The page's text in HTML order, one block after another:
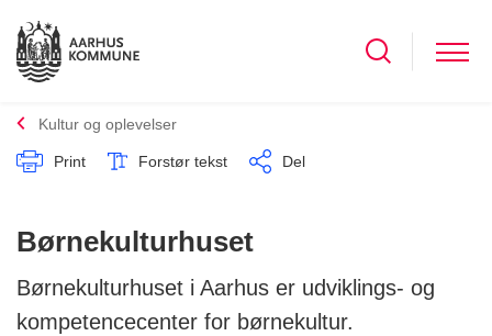
Kultur og oplevelser
Print Forstør tekst Del
Børnekulturhuset
Børnekulturhuset i Aarhus er udviklings- og
kompetencecenter for børnekultur.